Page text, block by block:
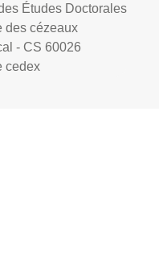
Études Doctorales
des cézeaux
- CS 60026
cedex